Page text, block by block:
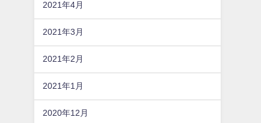
2021年4月
2021年3月
2021年2月
2021年1月
2020年12月